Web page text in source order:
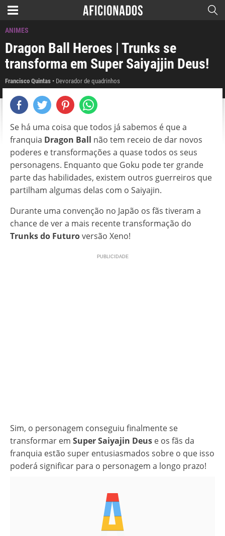
ANIMES
Dragon Ball Heroes | Trunks se
transforma em Super Saiyajjin Deus!
Francisco Quintas Devorador de quadrinhos
Se há uma coisa que todos já sabemos é que a
franquia Dragon Ball não tem receio de dar novos
poderes e transformações a quase todos os seus
personagens. Enquanto que Goku pode ter grande
parte das habilidades, existem outros guerreiros que
partilham algumas delas com o Saiyajin.
Durante uma convenção no Japão os fãs tiveram a
chance de ver a mais recente transformação do
Trunks do Futuroversão Xeno!
Sim, o personagem conseguiu finalmente se
transformar em Super Saiyajin Deus e os fãs da
franquia estão super entusiasmados sobre o que isso
poderá significar para o personagem a longo prazo!